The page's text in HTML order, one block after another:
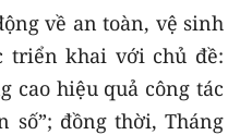
về an toàn, vệ sinh
triển khai với chủ đề:
cao hiệu quả công tác
số”; đồng thời, Tháng